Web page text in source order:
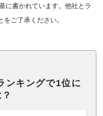
に書かれています。他社とラ
ご了承ください。
ンキングで1位に